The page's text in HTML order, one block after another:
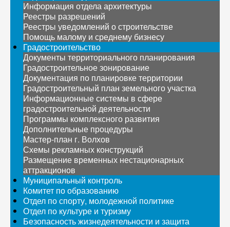
Информация отдела архитектуры
Реестры разрешений
Реестры уведомлений о строительстве
Помощь малому и среднему бизнесу
Градостроительство
Документы территориального планирования
Градостроительное зонирование
Документация по планировке территории
Градостроительный план земельного участка
Информационные системы в сфере
градостроительной деятельности
Программы комплексного развития
Дополнительные процедуры
Мастер-план г. Волхов
Схемы рекламных конструкций
Размещение временных нестационарных
аттракционов
Муниципальный контроль
Комитет по образованию
Отдел по спорту, молодежной политике
Отдел по культуре и туризму
Безопасность жизнедеятельности и защита